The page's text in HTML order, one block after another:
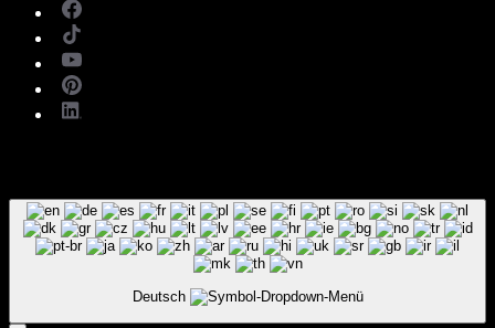
Deutsch